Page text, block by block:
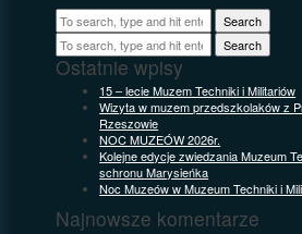
Search
Search
Ostatnie wpisy
15 – lecie Muzem Techniki i Militariów
Wizyta w muzem przedszkolaków z
Rzeszowie
NOC MUZEÓW 2026r.
Kolejne edycje zwiedzania Muzeum
schronu Marysieńka
Noc Muzeów w Muzeum Techniki i
Najnowsze komentarze